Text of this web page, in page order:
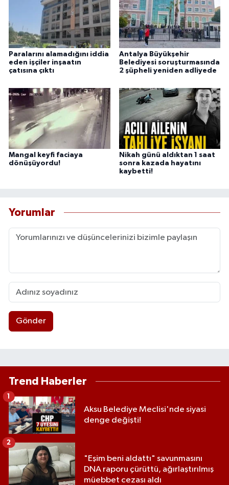
Paralarını alamadığını iddia
eden işçiler inşaatın
çatısına çıktı
Antalya Büyükşehir
Belediyesi soruşturmasında
2 şüpheli yeniden adliyede
Mangal keyfi faciaya
dönüşüyordu!
Nikah günü aldıktan 1 saat
sonra kazada hayatını
kaybetti!
Yorumlar
Gönder
Trend Haberler
Aksu Belediye Meclisi'nde siyasi
denge değişti!
1
"Eşim beni aldattı" savunmasını
DNA raporu çürüttü, ağırlaştırılmış
müebbet cezası aldı
2